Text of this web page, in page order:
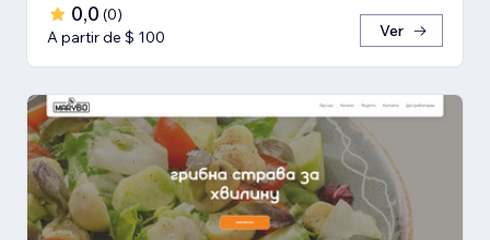
0,0 (0)
A partir de $ 100
Ver